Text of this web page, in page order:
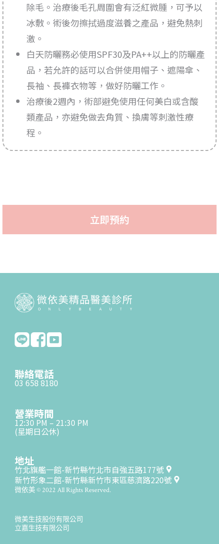
除毛。治療後毛孔周圍會有泛紅微腫，可予以
冰敷。術後勿擦拭過度滋養之產品，避免熱刺
激。
白天防曬務必使用SPF30及PA++以上的防曬產
品，若允許的話可以合併使用帽子、遮陽傘、
長袖、長褲衣物等，做好防曬工作。
治療後2週內，術部避免使用任何美白或含酸
類產品，亦避免做去角質、換膚等刺激性療
程。
立即預約
聯絡電話
03 658 8180
營業時間
12:30 PM – 21:30 PM
(星期日公休)
地址
竹北旗艦一館-新竹縣竹北市自強五路177號
新竹形象二館-新竹縣新竹市東區慈濟路220號
微依美 © 2022 All Rights Reserved.
微美生技股份有限公司
立嘉生技有限公司